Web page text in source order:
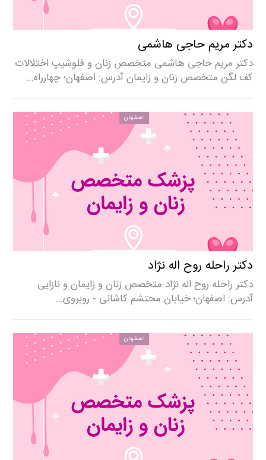
دکتر مریم حاجی هاشمی
دکتر مریم حاجی هاشمی متخصص زنان و فلوشیپ اختلالات
کف لگن متخصص زنان و زایمان آدرس: اصفهان؛ چهارراه…
اصفهان
دکتر راحله روح اله نژاد
دکتر راحله روح اله نژاد متخصص زنان و زایمان و نازایی
آدرس: اصفهان؛ خیابان محتشم کاشانی - روبروی…
اصفهان